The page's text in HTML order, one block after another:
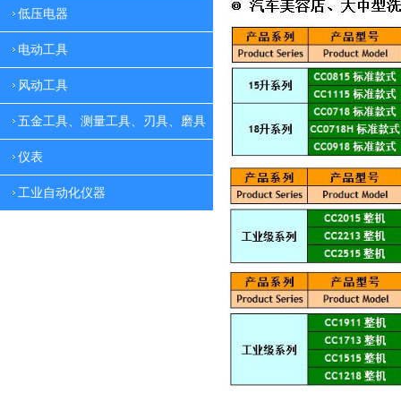
低压电器
电动工具
风动工具
五金工具、测量工具、刃具、磨具
仪表
工业自动化仪器